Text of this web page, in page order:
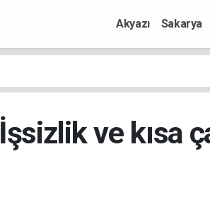
Akyazı Sakarya
İşsizlik ve kısa